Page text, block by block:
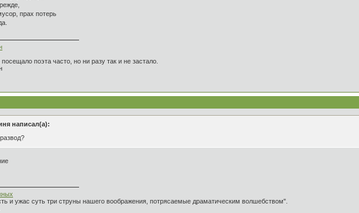
прах потерь
поэта часто, но ни разу так и не застало.
написал(а):
и ужас суть три струны нашего воображения, потрясаемые драматическим волшебством".